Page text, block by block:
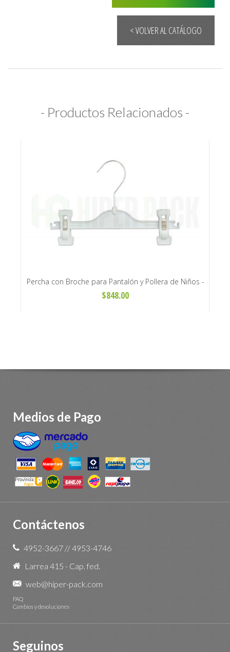
< VOLVER AL CATÁLOGO
- Productos Relacionados -
Percha con Broche para Pantalón y Pollera de Niños -
Art. T500
$848.00
Medios de Pago
Contáctenos
4952-3667 //4953-4746
Larrea 415 - Cap. fed.
web@hiper-pack.com
FAQ
Cambios y devoluciones
Seguinos